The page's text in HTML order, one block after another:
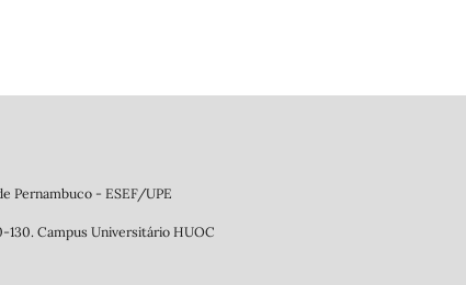
Pernambuco - ESEF/UPE
130. Campus Universitário HUOC